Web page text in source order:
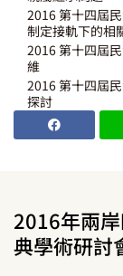
2016 第十四屆
制定接軌下的相
2016 第十四屆
維
2016 第十四屆
探討
2016年兩
典學術研討